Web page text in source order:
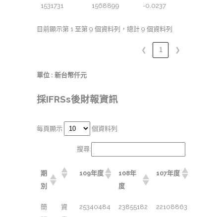
1531731 1568899 -0.0237
目前顯示第 1 至第 9 個資料列，總計 9 個資料列
❮ 1 ❯
單位 : 新台幣仟元
採IFRSs後財報資訊
每頁顯示 個資料列
搜尋:
期
別
109年度
108年
度
107年度
簡
資
25340484 23855182 22108863